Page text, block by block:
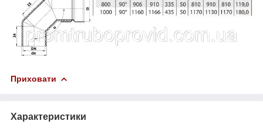
Приховати
Характеристики